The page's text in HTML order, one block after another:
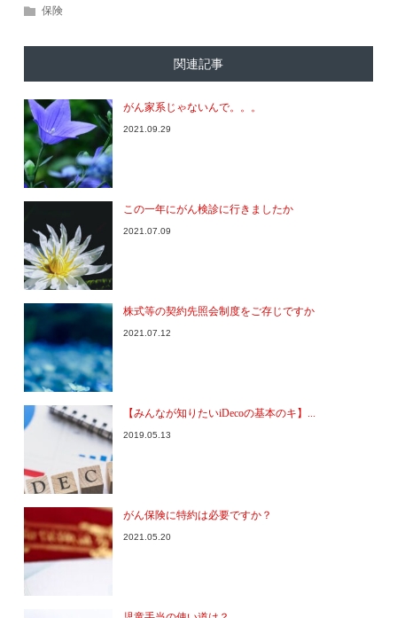
保険
関連記事
がん家系じゃないんで。。。
2021.09.29
この一年にがん検診に行きましたか
2021.07.09
株式等の契約先照会制度をご存じですか
2021.07.12
【みんなが知りたいiDecoの基本のキ】...
2019.05.13
がん保険に特約は必要ですか？
2021.05.20